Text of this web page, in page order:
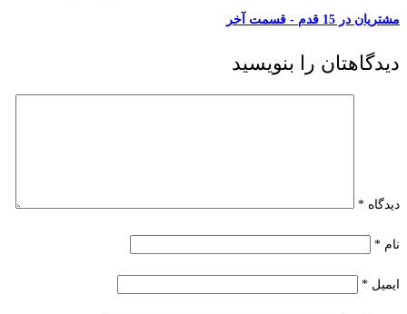
مشتریان در 15 قدم - قسمت آخر
دیدگاهتان را بنویسید
دیدگاه *
نام *
ایمیل *